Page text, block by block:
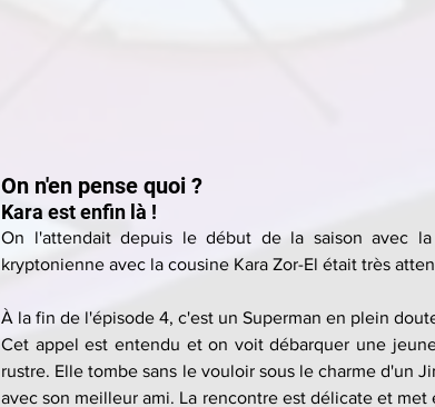
On n'en pense quoi ?
Kara est enfin là !
On l'attendait depuis le début de la saison avec
kryptonienne avec la cousine Kara Zor-El était très
À la fin de l'épisode 4, c'est un Superman en plein
Cet appel est entendu et on voit débarquer une
rustre. Elle tombe sans le vouloir sous le charme d'un
avec son meilleur ami. La rencontre est délicate et